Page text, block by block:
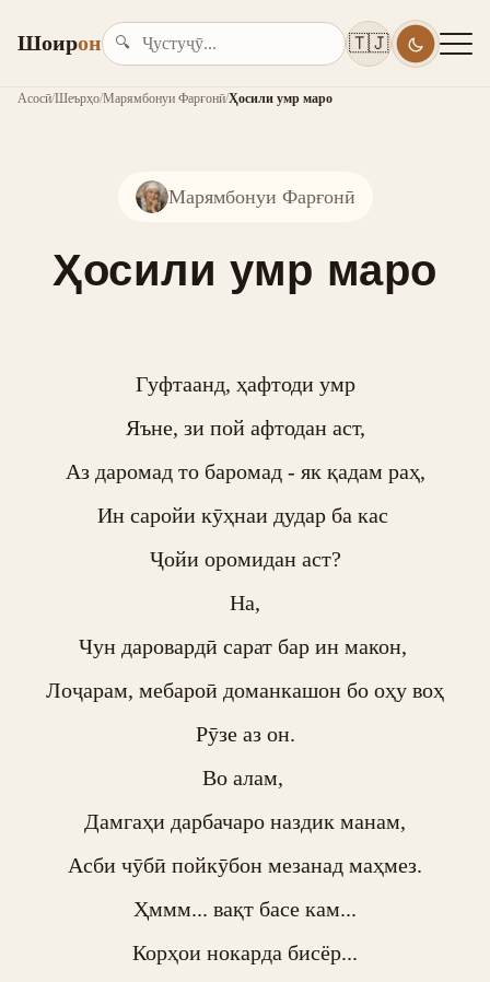
Шоирон 🔍 🇹🇯
Асосӣ/Шеърҳо/Марямбонуи Фарғонӣ/Ҳосили умр маро
Марямбонуи Фарғонӣ
Ҳосили умр маро
Гуфтаанд, ҳафтоди умр
Яъне, зи пой афтодан аст,
Аз даромад то баромад - як қадам раҳ,
Ин саройи кӯҳнаи дудар ба кас
Ҷойи оромидан аст?
На,
Чун даровардӣ сарат бар ин макон,
Лоҷарам, мебароӣ доманкашон бо оҳу воҳ
Рӯзе аз он.
Во алам,
Дамгаҳи дарбачаро наздик манам,
Асби чӯбӣ пойкӯбон мезанад маҳмез.
Ҳммм... вақт басе кам...
Корҳои нокарда бисёр...